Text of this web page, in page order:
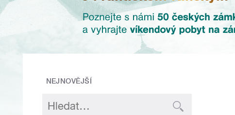
NEJNOVĚJŠÍ